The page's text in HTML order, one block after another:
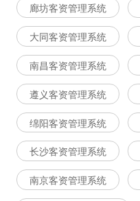
廊坊客资管理系统
大同客资管理系统
南昌客资管理系统
遵义客资管理系统
绵阳客资管理系统
长沙客资管理系统
南京客资管理系统